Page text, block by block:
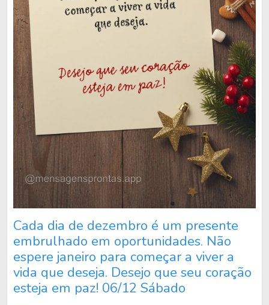
Cada dia de dezembro é um presente
embrulhado em oportunidades. Não
espere janeiro para começar a viver a
vida que deseja. Desejo que seu coração
esteja em paz! 06/12 Sábado